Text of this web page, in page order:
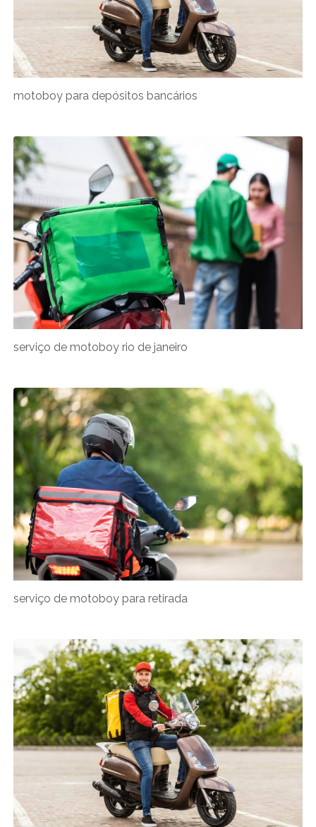
motoboy para depósitos bancários
serviço de motoboy rio de janeiro
serviço de motoboy para retirada